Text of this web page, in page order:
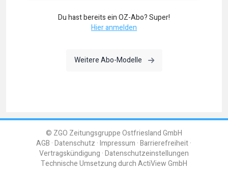
Du hast bereits ein OZ-Abo? Super!
Hier anmelden
Weitere Abo-Modelle
© ZGO Zeitungsgruppe Ostfriesland GmbH
AGB Datenschutz Impressum Barrierefreiheit
Vertragskündigung Datenschutzeinstellungen
Technische Umsetzung durchActiView GmbH